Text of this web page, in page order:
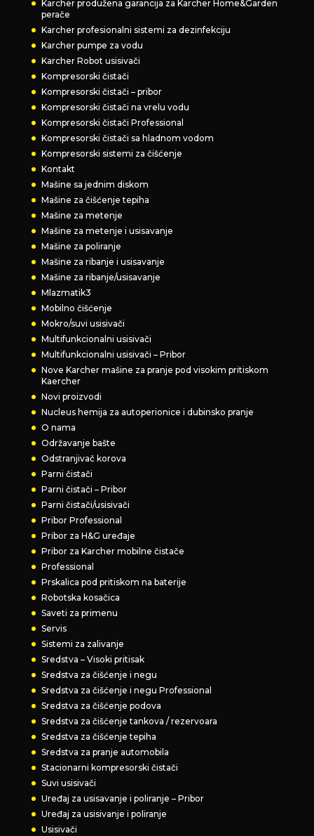
Karcher produžena garancija za Karcher Home&Garden
perače
Karcher profesionalni sistemi za dezinfekciju
Karcher pumpe za vodu
Karcher Robot usisivači
Kompresorski čistači
Kompresorski čistači – pribor
Kompresorski čistači na vrelu vodu
Kompresorski čistači Professional
Kompresorski čistači sa hladnom vodom
Kompresorski sistemi za čišćenje
Kontakt
Mašine sa jednim diskom
Mašine za čišćenje tepiha
Mašine za metenje
Mašine za metenje i usisavanje
Mašine za poliranje
Mašine za ribanje i usisavanje
Mašine za ribanje/usisavanje
Mlazmatik3
Mobilno čišćenje
Mokro/suvi usisivači
Multifunkcionalni usisivači
Multifunkcionalni usisivači – Pribor
Nove Karcher mašine za pranje pod visokim pritiskom
Kaercher
Novi proizvodi
Nucleus hemija za autoperionice i dubinsko pranje
O nama
Održavanje bašte
Odstranjivač korova
Parni čistači
Parni čistači – Pribor
Parni čistači/usisivači
Pribor Professional
Pribor za H&G uređaje
Pribor za Karcher mobilne čistače
Professional
Prskalica pod pritiskom na baterije
Robotska kosačica
Saveti za primenu
Servis
Sistemi za zalivanje
Sredstva – Visoki pritisak
Sredstva za čišćenje i negu
Sredstva za čišćenje i negu Professional
Sredstva za čišćenje podova
Sredstva za čišćenje tankova / rezervoara
Sredstva za čišćenje tepiha
Sredstva za pranje automobila
Stacionarni kompresorski čistači
Suvi usisivači
Uređaj za usisavanje i poliranje – Pribor
Uređaj za usisivanje i poliranje
Usisivači